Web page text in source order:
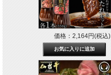
価格：2,164円(税込)